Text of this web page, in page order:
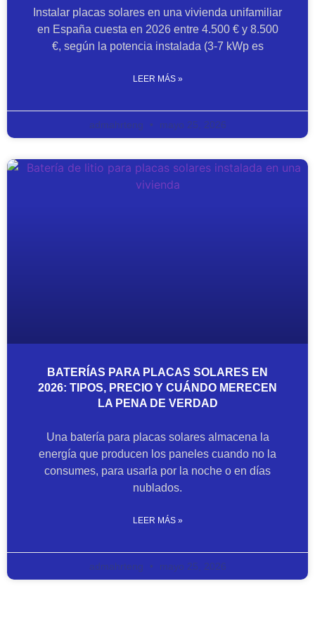
Instalar placas solares en una vivienda unifamiliar
en España cuesta en 2026 entre 4.500 € y 8.500
€, según la potencia instalada (3-7 kWp es
LEER MÁS »
admahrteng mayo 25, 2026
BATERÍAS PARA PLACAS SOLARES EN
2026: TIPOS, PRECIO Y CUÁNDO MERECEN
LA PENA DE VERDAD
Una batería para placas solares almacena la
energía que producen los paneles cuando no la
consumes, para usarla por la noche o en días
nublados.
LEER MÁS »
admahrteng mayo 25, 2026